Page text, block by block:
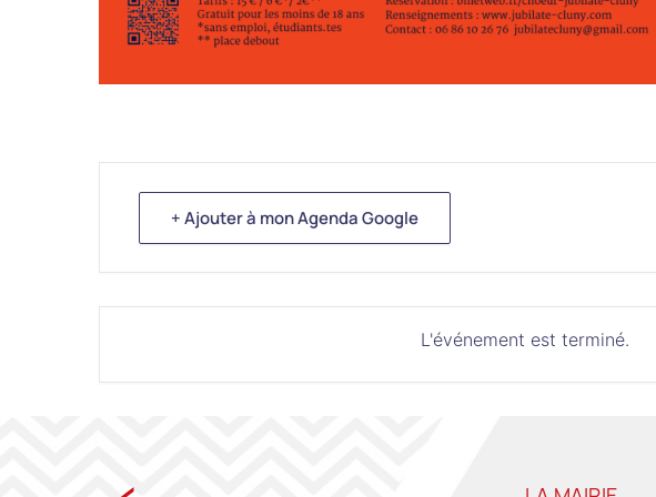
+ Ajouter à mon Agenda Google
L'événement est terminé.